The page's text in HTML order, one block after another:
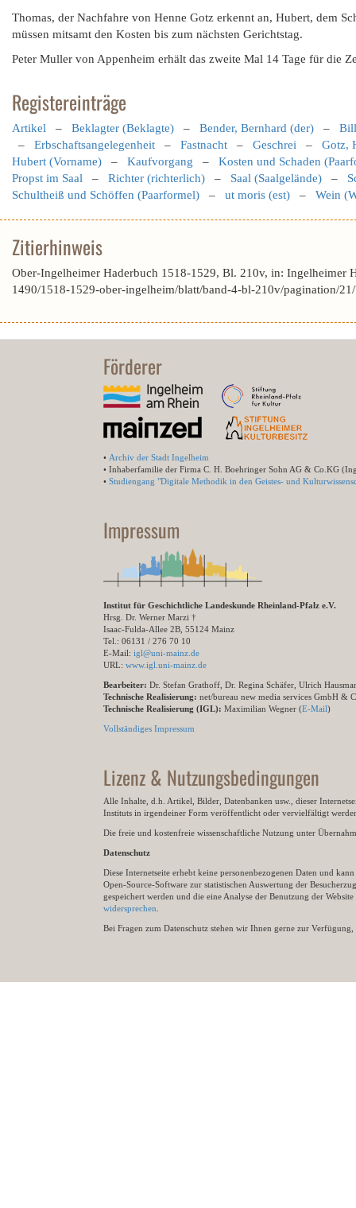
Thomas, der Nachfahre von Henne Gotz erkennt an, Hubert, dem
müssen mitsamt den Kosten bis zum nächsten Gerichtstag.
Peter Muller von Appenheim erhält das zweite Mal 14 Tage für die
Registereinträge
Artikel – Beklagter (Beklagte) – Bender, Bernhard (der) –
– Erbschaftsangelegenheit – Fastnacht – Geschrei – Gotz,
Hubert (Vorname) – Kaufvorgang – Kosten und Schaden
Propst im Saal – Richter (richterlich) – Saal (Saalgelände) –
Schultheiß und Schöffen (Paarformel) – ut moris (est) – Wein
Zitierhinweis
Ober-Ingelheimer Haderbuch 1518-1529, Bl. 210v, in: Ingelheimer
1490/1518-1529-ober-ingelheim/blatt/band-4-bl-210v/pagination/
Förderer
• Archiv der Stadt Ingelheim
• Inhaberfamilie der Firma C. H. Boehringer Sohn AG & Co.KG
• Studiengang "Digitale Methodik in den Geistes- und
Impressum
Institut für Geschichtliche Landeskunde Rheinland-Pfalz e.V.
Hrsg. Dr. Werner Marzi †
Isaac-Fulda-Allee 2B, 55124 Mainz
Tel.: 06131 / 276 70 10
E-Mail: igl@uni-mainz.de
URL: www.igl.uni-mainz.de
Bearbeiter: Dr. Stefan Grathoff, Dr. Regina Schäfer, Ulrich
Technische Realisierung: net/bureau new media services GmbH &
Technische Realisierung (IGL): Maximilian Wegner (E-Mail)
Vollständiges Impressum
Lizenz & Nutzungsbedingungen
Alle Inhalte, d.h. Artikel, Bilder, Datenbanken usw., dieser
Instituts in irgendeiner Form veröffentlicht oder vervielfältigt
Die freie und kostenfreie wissenschaftliche Nutzung unter
Datenschutz
Diese Internetseite erhebt keine personenbezogenen Daten und
Open-Source-Software zur statistischen Auswertung der
gespeichert werden und die eine Analyse der Benutzung der
widersprechen
Bei Fragen zum Datenschutz stehen wir Ihnen gerne zur